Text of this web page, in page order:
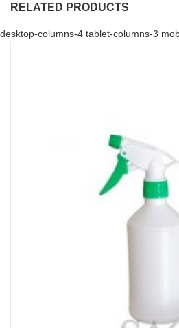
RELATED PRODUCTS
desktop-columns-4 tablet-columns-3